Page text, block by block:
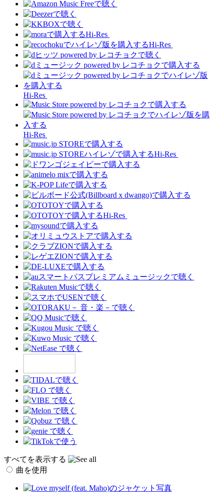
Hi-Res
Hi-Res
Hi-Res
Hi-Res
Hi-Res
Hi-Res
すべてを表示する
曲を使用